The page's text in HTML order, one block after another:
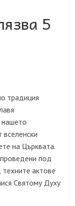
5
традиция
на Църквата.
проведени под
актове
Святому Духу